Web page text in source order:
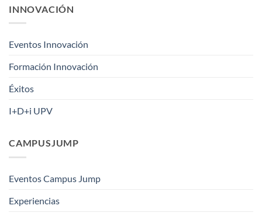
INNOVACIÓN
Eventos Innovación
Formación Innovación
Éxitos
I+D+i UPV
CAMPUSJUMP
Eventos Campus Jump
Experiencias